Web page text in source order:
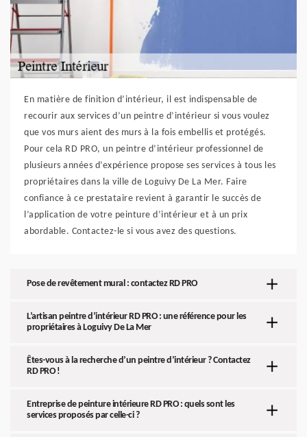
En matière de finition d’intérieur, il est indispensable de
recourir aux services d’un peintre d’intérieur si vous voulez
que vos murs aient des murs à la fois embellis et protégés.
Pour cela RD PRO, un peintre d’intérieur professionnel de
plusieurs années d’expérience propose ses services à tous les
propriétaires dans la ville de Loguivy De La Mer. Faire
confiance à ce prestataire revient à garantir le succès de
l’application de votre peinture d’intérieur et à un prix
abordable. Contactez-le si vous avez des questions.
Pose de revêtement mural : contactez RD PRO
L’artisan peintre d’intérieur RD PRO : une référence pour les
propriétaires à Loguivy De La Mer
Êtes-vous à la recherche d’un peintre d’intérieur ? Contactez
RD PRO !
Entreprise de peinture intérieure RD PRO : quels sont les
services proposés par celle-ci ?